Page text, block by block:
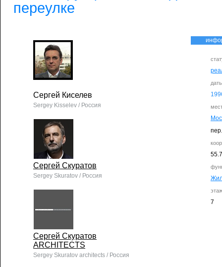
переулке
7
Сергей Киселев
Sergey Kisselev / Россия
Сергей Скуратов
Sergey Skuratov / Россия
Сергей Скуратов
ARCHITECTS
Sergey Skuratov architects / Россия